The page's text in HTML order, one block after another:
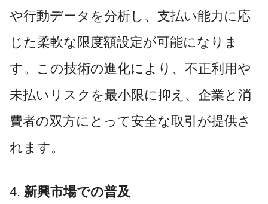
や行動データを分析し、支払い能力に応
じた柔軟な限度額設定が可能になりま
す。この技術の進化により、不正利用や
未払いリスクを最小限に抑え、企業と消
費者の双方にとって安全な取引が提供さ
れます。
4. 新興市場での普及